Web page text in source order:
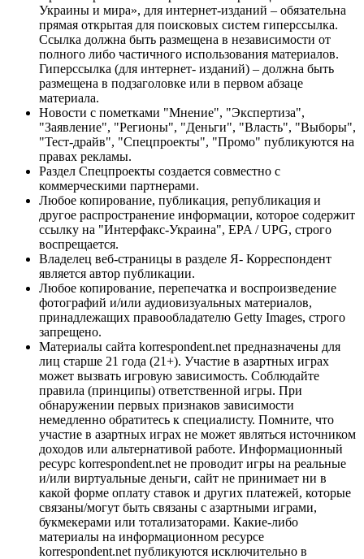
Украины и мира», для интернет-изданий – обязательна
прямая открытая для поисковых систем гиперссылка.
Ссылка должна быть размещена в независимости от
полного либо частичного использования материалов.
Гиперссылка (для интернет- изданий) – должна быть
размещена в подзаголовке или в первом абзаце
материала.
Новости с пометками "Мнение", "Экспертиза",
"Заявление", "Регионы", "Деньги", "Власть", "Выборы",
"Тест-драйв", "Спецпроекты", "Промо" публикуются на
правах рекламы.
Раздел Спецпроекты создается совместно с
коммерческими партнерами.
Любое копирование, публикация, републикация и
другое распространение информации, которое содержит
ссылку на "Интерфакс-Украина", EPA / UPG, строго
воспрещается.
Владелец веб-страницы в разделе Я- Корреспондент
является автор публикации.
Любое копирование, перепечатка и воспроизведение
фотографий и/или аудиовизуальных материалов,
принадлежащих правообладателю Getty Images, строго
запрещено.
Материалы сайта korrespondent.net предназначены для
лиц старше 21 года (21+). Участие в азартных играх
может вызвать игровую зависимость. Соблюдайте
правила (принципы) ответственной игры. При
обнаружении первых признаков зависимости
немедленно обратитесь к специалисту. Помните, что
участие в азартных играх не может являться источником
доходов или альтернативой работе. Информационный
ресурс korrespondent.net не проводит игры на реальные
и/или виртуальные деньги, сайт не принимает ни в
какой форме оплату ставок и других платежей, которые
связаны/могут быть связаны с азартными играми,
букмекерами или тотализаторами. Какие-либо
материалы на информационном ресурсе
korrespondent.net публикуются исключительно в